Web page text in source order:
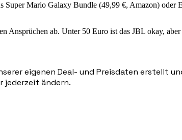
Super Mario Galaxy Bundle (49,99 €, Amazon)
Ansprüchen ab. Unter 50 Euro ist das JBL okay,
eigenen Deal- und Preisdaten erstellt
jederzeit ändern.